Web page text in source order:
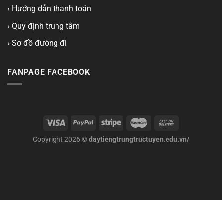
› Hướng dẫn thanh toán
› Quy định trung tâm
› Sơ đồ đường đi
FANPAGE FACEBOOK
Copyright 2026 ©daytiengtrungtructuyen.edu.vn/